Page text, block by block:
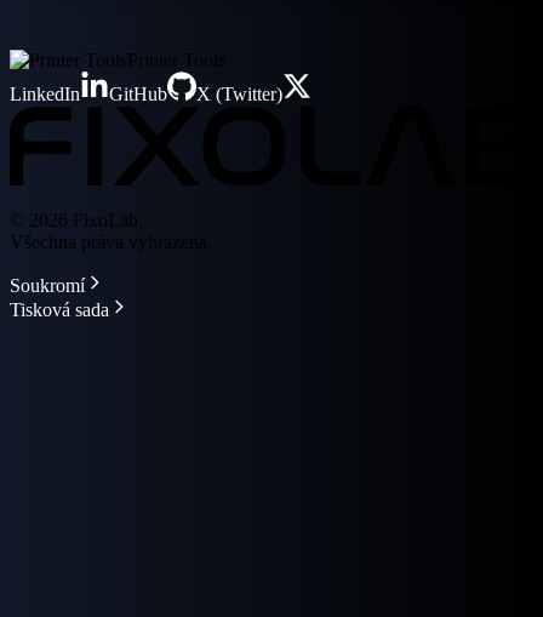
Printer Tools
LinkedIn
GitHub X (Twitter)
© 2026 FixoLab.
Všechna práva vyhrazena.
Soukromí
Tisková sada